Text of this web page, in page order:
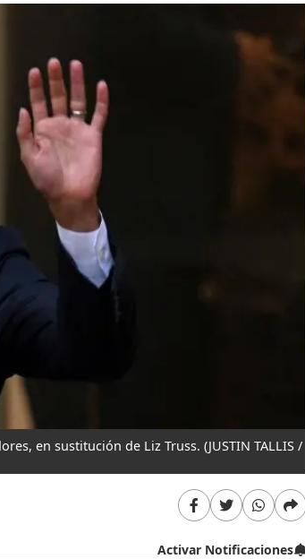
en sustitución de Liz Truss. (JUSTIN TALLIS /
Activar Notificaciones